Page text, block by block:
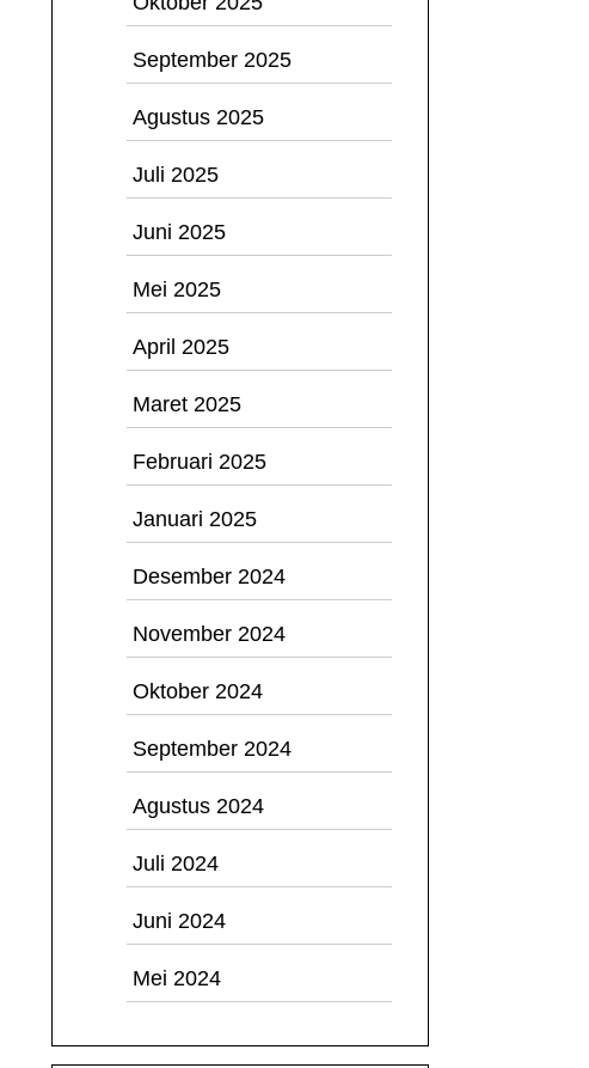
September 2025
Agustus 2025
Juli 2025
Juni 2025
Mei 2025
April 2025
Maret 2025
Februari 2025
Januari 2025
Desember 2024
November 2024
Oktober 2024
September 2024
Agustus 2024
Juli 2024
Juni 2024
Mei 2024